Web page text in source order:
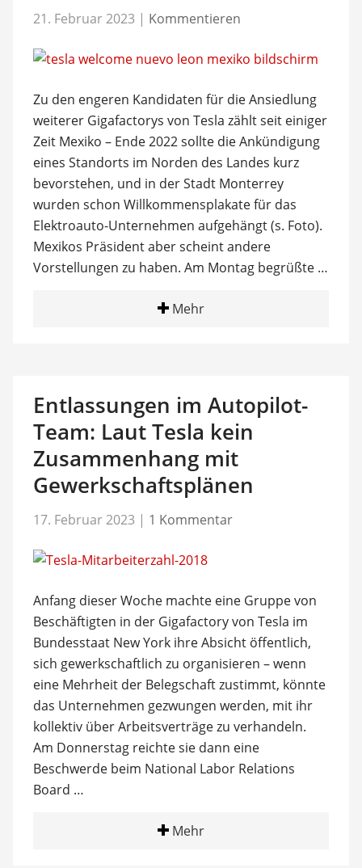
21. Februar 2023 | Kommentieren
Zu den engeren Kandidaten für die Ansiedlung
weiterer Gigafactorys von Tesla zählt seit einiger
Zeit Mexiko – Ende 2022 sollte die Ankündigung
eines Standorts im Norden des Landes kurz
bevorstehen, und in der Stadt Monterrey
wurden schon Willkommensplakate für das
Elektroauto-Unternehmen aufgehängt (s. Foto).
Mexikos Präsident aber scheint andere
Vorstellungen zu haben. Am Montag begrüßte …
Mehr
Entlassungen im Autopilot-
Team: Laut Tesla kein
Zusammenhang mit
Gewerkschaftsplänen
17. Februar 2023 | 1 Kommentar
Anfang dieser Woche machte eine Gruppe von
Beschäftigten in der Gigafactory von Tesla im
Bundesstaat New York ihre Absicht öffentlich,
sich gewerkschaftlich zu organisieren – wenn
eine Mehrheit der Belegschaft zustimmt, könnte
das Unternehmen gezwungen werden, mit ihr
kollektiv über Arbeitsverträge zu verhandeln.
Am Donnerstag reichte sie dann eine
Beschwerde beim National Labor Relations
Board …
Mehr